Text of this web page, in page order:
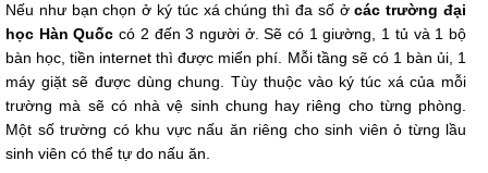
Nếu như bạn chọn ở ký túc xá chúng thì đa số ởcác trường đại
học Hàn Quốc có 2 đến 3 người ở. Sẽ có 1 giường, 1 tủ và 1 bộ
bàn học, tiền internet thì được miến phí. Mỗi tầng sẽ có 1 bàn ủi, 1
máy giặt sẽ được dùng chung. Tùy thuộc vào ký túc xá của mỗi
trường mà sẽ có nhà vệ sinh chung hay riêng cho từng phòng.
Một số trường có khu vực nấu ăn riêng cho sinh viên ỏ từng lầu
sinh viên có thể tự do nấu ăn.